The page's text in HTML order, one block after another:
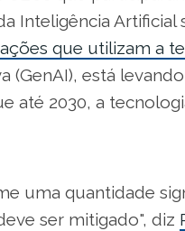
Inteligência Artificial
que utilizam a
(GenAI), está
até 2030, a
uma quantidade
ser mitigado", diz